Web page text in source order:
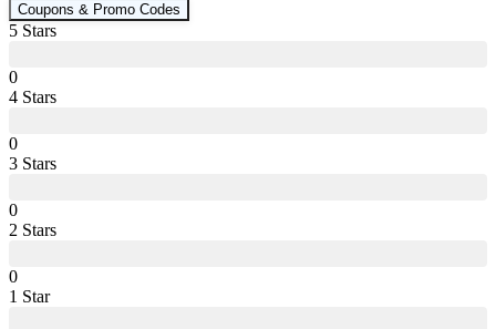
Coupons & Promo Codes
5 Stars
0
4 Stars
0
3 Stars
0
2 Stars
0
1 Star